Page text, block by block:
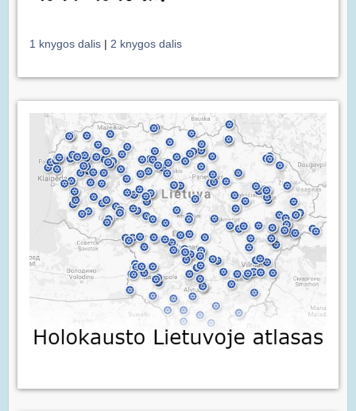
1 knygos dalis | 2 knygos dalis